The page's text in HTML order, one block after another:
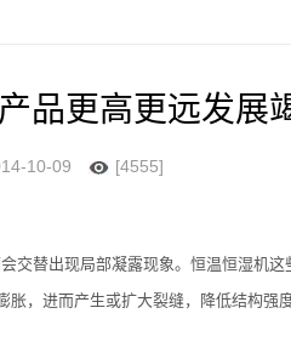
品更高更远发展
10-09 [4555]
替出现局部凝露现象。恒温恒湿机
，进而产生或扩大裂缝，降低结构